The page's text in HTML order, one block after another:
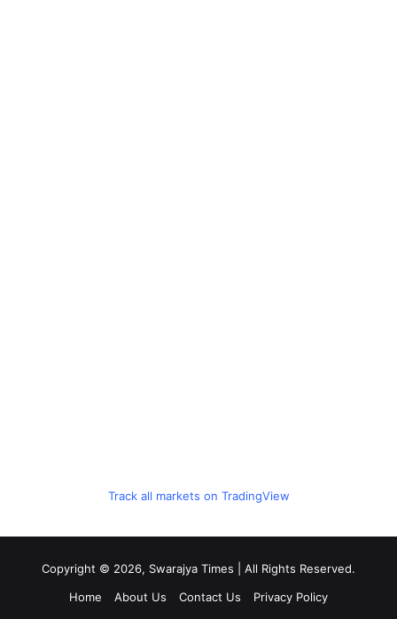
Track all markets on TradingView
Copyright © 2026, Swarajya Times | All Rights Reserved.
Home
About Us Contact Us Privacy Policy